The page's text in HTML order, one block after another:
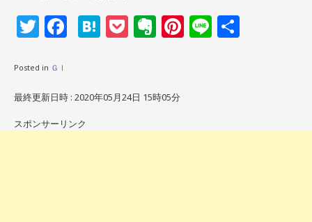
TwitterFacebook
Hatena
Pocket
Evernote
Pinterest
Line
Posted in ＧⅠ
最終更新日時 : 2020年05月24日 15時05分
スポンサーリンク